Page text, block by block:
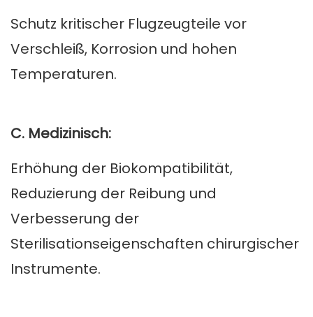
Schutz kritischer Flugzeugteile vor
Verschleiß, Korrosion und hohen
Temperaturen.
C. Medizinisch:
Erhöhung der Biokompatibilität,
Reduzierung der Reibung und
Verbesserung der
Sterilisationseigenschaften chirurgischer
Instrumente.